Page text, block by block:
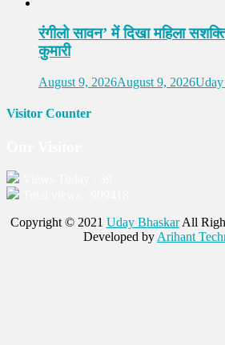
रंगीलो सावन’ में दिखा महिला
कुमारी
August 9, 2026August 9, 2026
Visitor Counter
Copyright © 2021 Uday BhaskarAll
Developed by Arihant